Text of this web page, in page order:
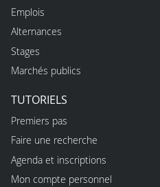
Emplois
Alternances
Stages
Marchés publics
TUTORIELS
Premiers pas
Faire une recherche
Agenda et inscriptions
Mon compte personnel